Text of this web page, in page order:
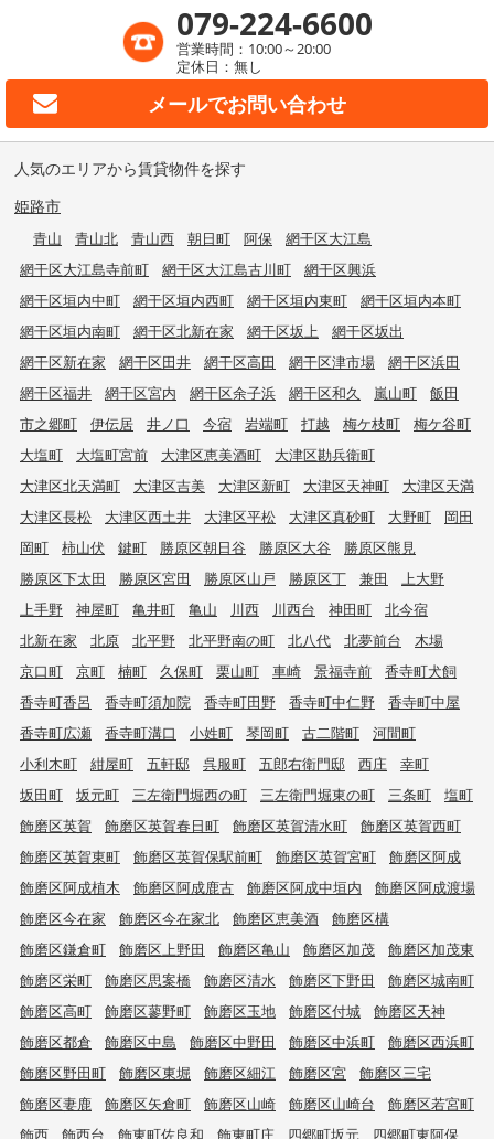
079-224-6600
営業時間：10:00～20:00
定休日：無し
メールでお問い合わせ
人気のエリアから賃貸物件を探す
姫路市
青山 青山北 青山西 朝日町 阿保
網干区大江島
網干区大江島寺前町
網干区大江島古川町
網干区興浜
網干区垣内中町
網干区垣内西町 網干区垣内東町
網干区垣内本町
網干区垣内南町
網干区北新在家 網干区坂上
網干区坂出
網干区新在家
網干区田井 網干区高田 網干区津市場
網干区浜田
網干区福井
網干区宮内 網干区余子浜 網干区和久 嵐山町
飯田
市之郷町
伊伝居 井ノ口 今宿 岩端町 打越 梅ケ枝町
梅ケ谷町
大塩町
大塩町宮前 大津区恵美酒町
大津区勘兵衛町
大津区北天満町
大津区吉美 大津区新町 大津区天神町
大津区天満
大津区長松
大津区西土井 大津区平松 大津区真砂町 大野町
岡田
岡町
柿山伏 鍵町 勝原区朝日谷 勝原区大谷
勝原区熊見
勝原区下太田
勝原区宮田 勝原区山戸 勝原区丁 兼田
上大野
上手野
神屋町 亀井町 亀山 川西 川西台 神田町
北今宿
北新在家
北原 北平野 北平野南の町 北八代 北夢前台
木場
京口町
京町 楠町 久保町 栗山町 車崎 景福寺前
香寺町犬飼
香寺町香呂
香寺町須加院 香寺町田野 香寺町中仁野
香寺町中屋
香寺町広瀬
香寺町溝口 小姓町 琴岡町 古二階町
河間町
小利木町
紺屋町 五軒邸 呉服町 五郎右衛門邸 西庄
幸町
坂田町
坂元町 三左衛門堀西の町 三左衛門堀東の町 三条町
塩町
飾磨区英賀
飾磨区英賀春日町 飾磨区英賀清水町
飾磨区英賀西町
飾磨区英賀東町
飾磨区英賀保駅前町 飾磨区英賀宮町
飾磨区阿成
飾磨区阿成植木
飾磨区阿成鹿古 飾磨区阿成中垣内
飾磨区阿成渡場
飾磨区今在家
飾磨区今在家北 飾磨区恵美酒
飾磨区構
飾磨区鎌倉町
飾磨区上野田 飾磨区亀山 飾磨区加茂
飾磨区加茂東
飾磨区栄町
飾磨区思案橋 飾磨区清水 飾磨区下野田
飾磨区城南町
飾磨区高町
飾磨区蓼野町 飾磨区玉地 飾磨区付城
飾磨区天神
飾磨区都倉
飾磨区中島 飾磨区中野田 飾磨区中浜町
飾磨区西浜町
飾磨区野田町
飾磨区東堀 飾磨区細江 飾磨区宮
飾磨区三宅
飾磨区妻鹿
飾磨区矢倉町 飾磨区山崎 飾磨区山崎台
飾磨区若宮町
飾西
飾西台 飾東町佐良和 飾東町庄 四郷町坂元 四郷町東阿保